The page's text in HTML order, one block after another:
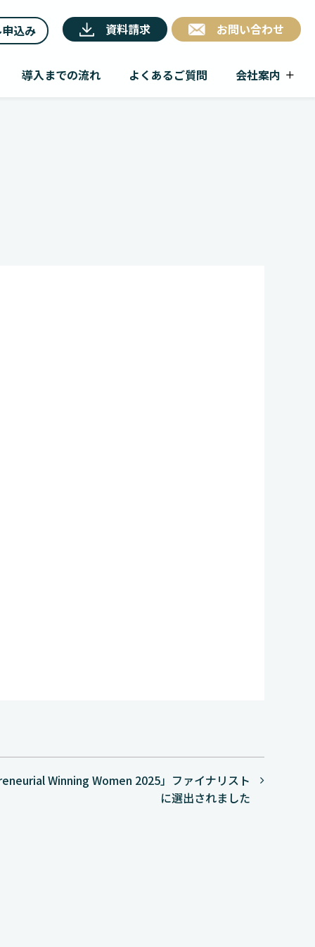
込み 資料請求 お問い合わせ
導入までの流れ よくあるご質問 会社案内
Winning Women 2025」ファイナリスト
に選出されました